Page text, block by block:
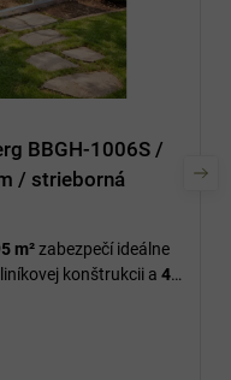
BBGH-1006S /
/ strieborná
m²zabezpečí ideálne
konštrukcii a 4